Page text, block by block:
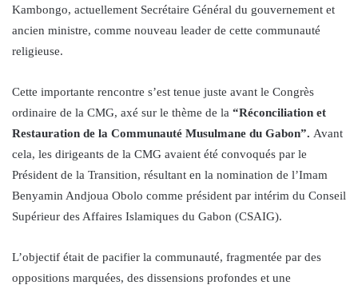
Kambongo, actuellement Secrétaire Général du gouvernement et
ancien ministre, comme nouveau leader de cette communauté
religieuse.
Cette importante rencontre s’est tenue juste avant le Congrès
ordinaire de la CMG, axé sur le thème de la “Réconciliation et
Restauration de la Communauté Musulmane du Gabon”. Avant
cela, les dirigeants de la CMG avaient été convoqués par le
Président de la Transition, résultant en la nomination de l’Imam
Benyamin Andjoua Obolo comme président par intérim du Conseil
Supérieur des Affaires Islamiques du Gabon (CSAIG).
L’objectif était de pacifier la communauté, fragmentée par des
oppositions marquées, des dissensions profondes et une